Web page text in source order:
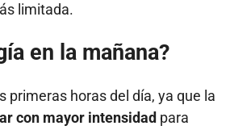
limitada.
en la mañana?
primeras horas del día, ya que la
con mayor intensidad para